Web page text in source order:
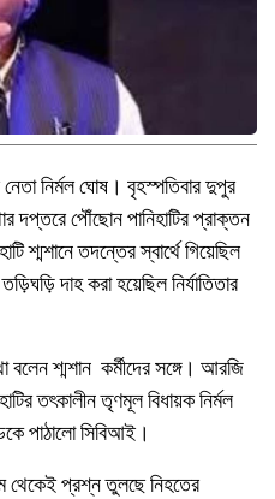
নির্মল ঘোষ। বৃহস্পতিবার দুপুর
দপ্তরে পৌঁছোন পানিহাটির প্রাক্তন
শ্মশানে তদন্তের স্বার্থে গিয়েছিল
দাহ করা হয়েছিল নির্যাতিতার
বলেন শ্মশান কর্মীদের সঙ্গে। আরজি
তৎকালীন তৃণমূল বিধায়ক নির্মল
পাঠালো সিবিআই।
প্রশ্ন তুলছে নিহতের